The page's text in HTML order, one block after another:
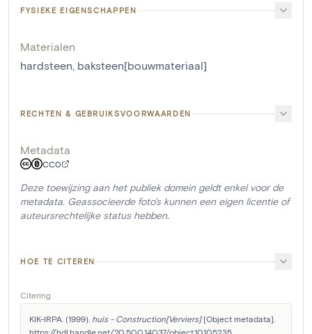
FYSIEKE EIGENSCHAPPEN
Materialen
hardsteen, baksteen[bouwmateriaal]
RECHTEN & GEBRUIKSVOORWAARDEN
Metadata
CC0
Deze toewijzing aan het publiek domein geldt enkel voor de
metadata. Geassocieerde foto's kunnen een eigen licentie of
auteursrechtelijke status hebben.
HOE TE CITEREN
Citering
KIK-IRPA. (1999). huis - Construction[Verviers] [Object metadata].